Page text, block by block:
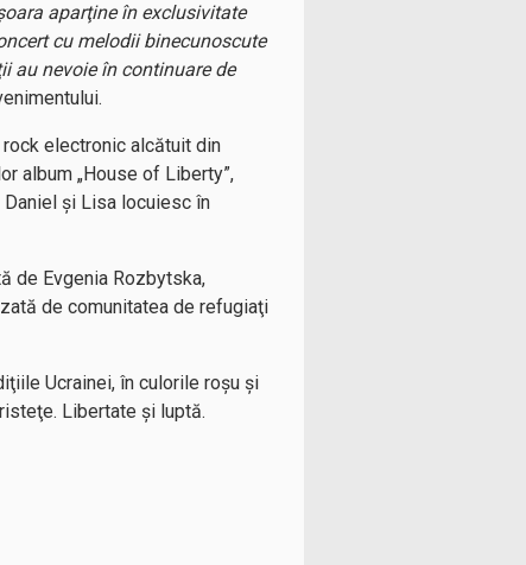
aparţine în exclusivitate
cu melodii binecunoscute
au nevoie în continuare de
electronic alcătuit din
album „House of Liberty”,
şi Lisa locuiesc în
de Evgenia Rozbytska,
de comunitatea de refugiaţi
Ucrainei, în culorile roşu şi
Libertate şi luptă.